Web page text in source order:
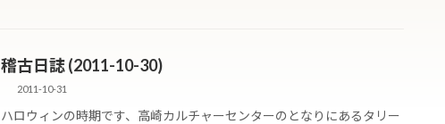
稽古日誌 (2011-10-30)
2011-10-31
ハロウィンの時期です、高崎カルチャーセンターのとなりにあるタリー